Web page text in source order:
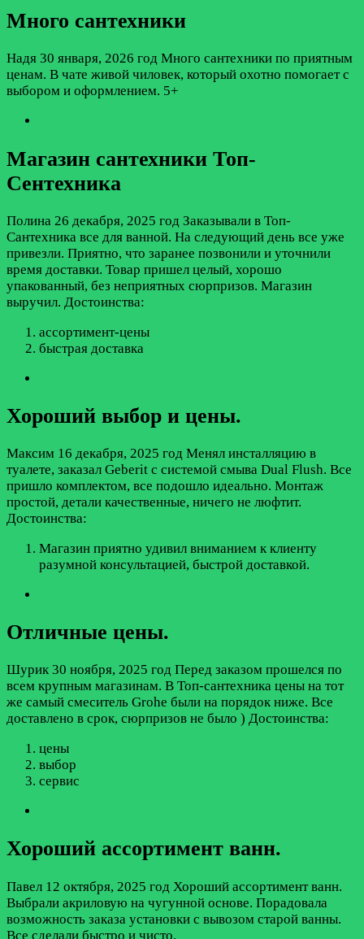
Много сантехники
Надя 30 января, 2026 год Много сантехники по приятным
ценам. В чате живой чиловек, который охотно помогает с
выбором и оформлением. 5+
Магазин сантехники Топ-
Сентехника
Полина 26 декабря, 2025 год Заказывали в Топ-
Сантехника все для ванной. На следующий день все уже
привезли. Приятно, что заранее позвонили и уточнили
время доставки. Товар пришел целый, хорошо
упакованный, без неприятных сюрпризов. Магазин
выручил. Достоинства:
ассортимент-цены
быстрая доставка
Хороший выбор и цены.
Максим 16 декабря, 2025 год Менял инсталляцию в
туалете, заказал Geberit с системой смыва Dual Flush. Все
пришло комплектом, все подошло идеально. Монтаж
простой, детали качественные, ничего не люфтит.
Достоинства:
Магазин приятно удивил вниманием к клиенту
разумной консультацией, быстрой доставкой.
Отличные цены.
Шурик 30 ноября, 2025 год Перед заказом прошелся по
всем крупным магазинам. В Топ-сантехника цены на тот
же самый смеситель Grohe были на порядок ниже. Все
доставлено в срок, сюрпризов не было ) Достоинства:
цены
выбор
сервис
Хороший ассортимент ванн.
Павел 12 октября, 2025 год Хороший ассортимент ванн.
Выбрали акриловую на чугунной основе. Порадовала
возможность заказа установки с вывозом старой ванны.
Все сделали быстро и чисто.